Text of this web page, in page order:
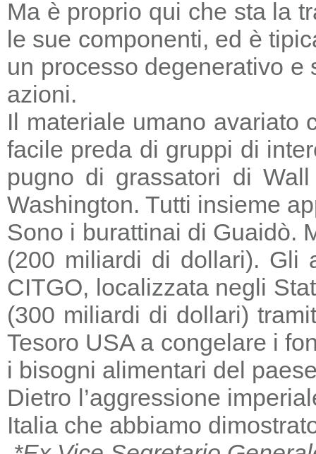
Ma è proprio qui che sta la
le sue componenti, ed è
un processo degenerativo
azioni.
Il materiale umano avariato
facile preda di gruppi di
pugno di grassatori di
Washington. Tutti insieme
Sono i burattinai di Guaidò.
(200 miliardi di dollari). Gli
CITGO, localizzata negli
(300 miliardi di dollari)
Tesoro USA a congelare i
i bisogni alimentari del
Dietro l’aggressione
Italia che abbiamo